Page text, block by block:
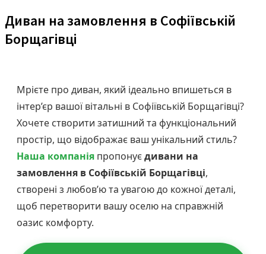
Диван на замовлення в Софіївській
Борщагівці
Мрієте про диван, який ідеально впишеться в
інтер’єр вашої вітальні в Софіївській Борщагівці?
Хочете створити затишний та функціональний
простір, що відображає ваш унікальний стиль?
Наша компанія пропонуєдивани на
замовлення в Софіївській Борщагівці,
створені з любов’ю та увагою до кожної деталі,
щоб перетворити вашу оселю на справжній
оазис комфорту.